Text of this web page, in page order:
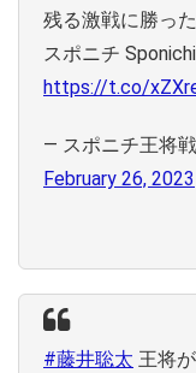
残る激戦に勝っ
スポニチ
https://t.co/
— スポニチ王将
February 26, 2023
#藤井聡太 王将